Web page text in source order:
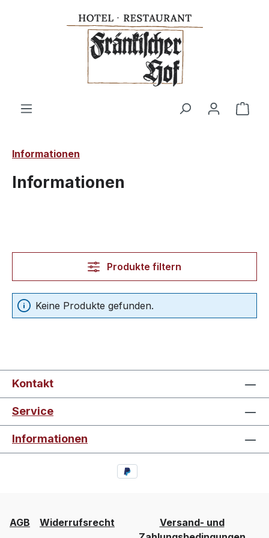
Informationen
Informationen
Produkte filtern
Keine Produkte gefunden.
Kontakt
Service
Informationen
AGB Widerrufsrecht
Versand- und